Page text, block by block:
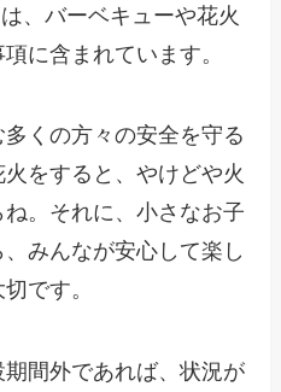
、バーベキューや花火
に含まれています。
くの方々の安全を守る
をすると、やけどや火
。それに、小さなお子
みんなが安心して楽し
です。
間外であれば、状況が